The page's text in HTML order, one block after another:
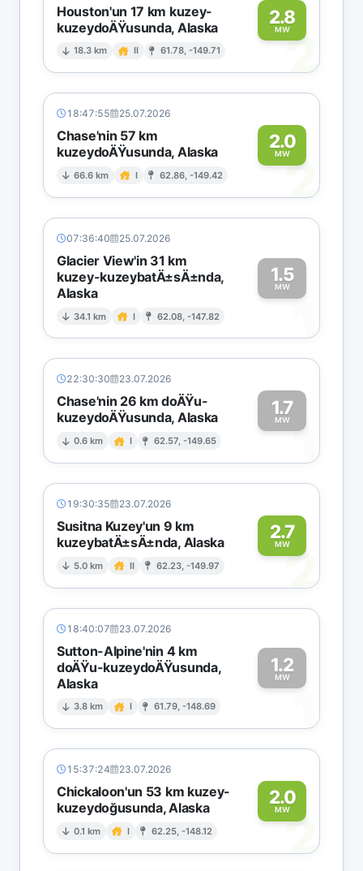
Houston'un 17 km kuzey-
kuzeydoÄŸusunda, Alaska
18.3 km II 61.78, -149.71
2.8
MW2
18:47:55 25.07.2026
Chase'nin 57 km
kuzeydoÄŸusunda, Alaska
66.6 km I 62.86, -149.42
2.0
MW
2
07:36:40 25.07.2026
Glacier View'in 31 km
kuzey-kuzeybatÄ±sÄ±nda,
Alaska
34.1 km I 62.08, -147.82
1.5
MW
1
22:30:30 23.07.2026
Chase'nin 26 km doÄŸu-
kuzeydoÄŸusunda, Alaska
0.6 km I 62.57, -149.65
1.7
MW1
19:30:35 23.07.2026
Susitna Kuzey'un 9 km
kuzeybatÄ±sÄ±nda, Alaska
5.0 km II 62.23, -149.97
2.7
MW2
18:40:07 23.07.2026
Sutton-Alpine'nin 4 km
doÄŸu-kuzeydoÄŸusunda,
Alaska
3.8 km I 61.79, -148.69
1.2
MW
1
15:37:24 23.07.2026
Chickaloon'un 53 km kuzey-
kuzeydoğusunda, Alaska
0.1 km I 62.25, -148.12
2.0
MW
2